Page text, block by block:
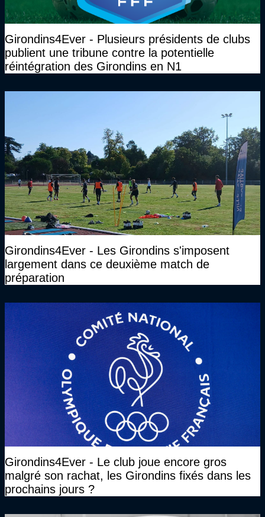
Girondins4Ever - Plusieurs présidents de clubs
publient une tribune contre la potentielle
réintégration des Girondins en N1
Girondins4Ever - Les Girondins s'imposent
largement dans ce deuxième match de
préparation
Girondins4Ever - Le club joue encore gros
malgré son rachat, les Girondins fixés dans les
prochains jours ?